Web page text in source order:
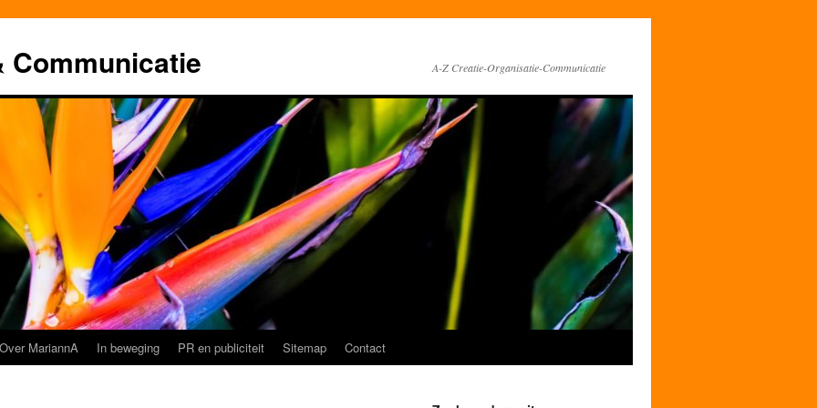
Communicatie A-Z Creatie-Organisatie-Communicatie
Over MariannA In beweging PR en publiciteit Sitemap Contact